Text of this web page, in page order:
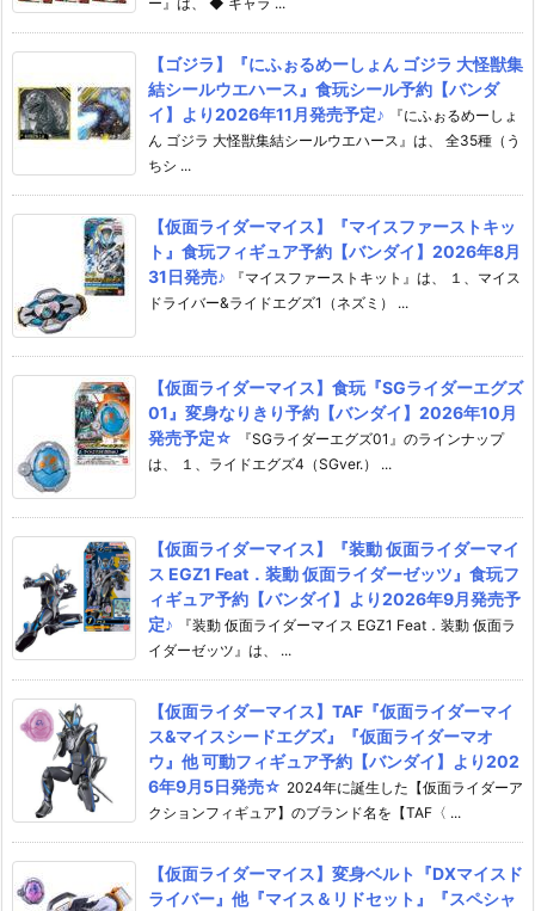
【ゴジラ】『にふぉるめーしょん ゴジラ 大怪獣集
結シールウエハース』食玩シール予約【バンダ
イ】より2026年11月発売予定♪
『にふぉるめーしょ
ん ゴジラ 大怪獣集結シールウエハース』は、 全35種（う
ちシ ...
【仮面ライダーマイス】『マイスファーストキッ
ト』食玩フィギュア予約【バンダイ】2026年8月
31日発売♪
『マイスファーストキット』は、 １、マイス
ドライバー&ライドエグズ1（ネズミ） ...
【仮面ライダーマイス】食玩『SGライダーエグズ
01』変身なりきり予約【バンダイ】2026年10月
発売予定☆
『SGライダーエグズ01』のラインナップ
は、 １、ライドエグズ4（SGver.） ...
【仮面ライダーマイス】『装動 仮面ライダーマイ
ス EGZ1 Feat．装動 仮面ライダーゼッツ』食玩フ
ィギュア予約【バンダイ】より2026年9月発売予
定♪
『装動 仮面ライダーマイス EGZ1 Feat．装動 仮面ラ
イダーゼッツ』は、 ...
【仮面ライダーマイス】TAF『仮面ライダーマイ
ス&マイスシードエグズ』『仮面ライダーマオ
ウ』他 可動フィギュア予約【バンダイ】より202
6年9月5日発売☆ 2024年に誕生した【仮面ライダーア
クションフィギュア】のブランド名を【TAF〈 ...
【仮面ライダーマイス】変身ベルト『DXマイスド
ライバー』他『マイス＆リドセット』『スペシャ